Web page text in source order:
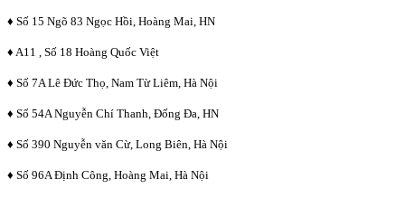
♦ Số 15 Ngõ 83 Ngọc Hồi, Hoàng Mai, HN
♦ A11 , Số 18 Hoàng Quốc Việt
♦ Số 7A Lê Đức Thọ, Nam Từ Liêm, Hà Nội
♦ Số 54A Nguyễn Chí Thanh, Đống Đa, HN
♦ Số 390 Nguyễn văn Cừ, Long Biên, Hà Nội
♦ Số 96A Định Công, Hoàng Mai, Hà Nội